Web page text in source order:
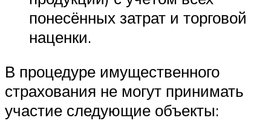
понесённых затрат и торговой
наценки.
В процедуре имущественного
страхования не могут принимать
участие следующие объекты: